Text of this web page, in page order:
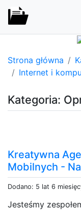
Strona główna
Internet i
Kategoria:
Kreatywna
Mobilnych -
Dodano: 5 lat 6
Jesteśmy